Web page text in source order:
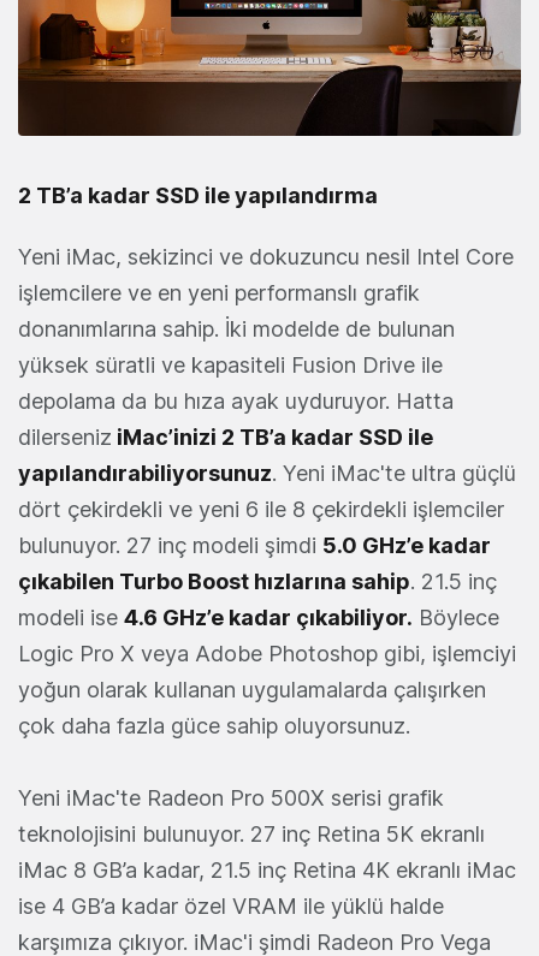
2 TB’a kadar SSD ile yapılandırma
Yeni iMac, sekizinci ve dokuzuncu nesil Intel Core
işlemcilere ve en yeni performanslı grafik
donanımlarına sahip. İki modelde de bulunan
yüksek süratli ve kapasiteli Fusion Drive ile
depolama da bu hıza ayak uyduruyor. Hatta
dilerseniz iMac’inizi 2 TB’a kadar SSD ile
yapılandırabiliyorsunuz. Yeni iMac'te ultra güçlü
dört çekirdekli ve yeni 6 ile 8 çekirdekli işlemciler
bulunuyor. 27 inç modeli şimdi 5.0 GHz’e kadar
çıkabilen Turbo Boost hızlarına sahip. 21.5 inç
modeli ise 4.6 GHz’e kadar çıkabiliyor. Böylece
Logic Pro X veya Adobe Photoshop gibi, işlemciyi
yoğun olarak kullanan uygulamalarda çalışırken
çok daha fazla güce sahip oluyorsunuz.
Yeni iMac'te Radeon Pro 500X serisi grafik
teknolojisini bulunuyor. 27 inç Retina 5K ekranlı
iMac 8 GB’a kadar, 21.5 inç Retina 4K ekranlı iMac
ise 4 GB’a kadar özel VRAM ile yüklü halde
karşımıza çıkıyor. iMac'i şimdi Radeon Pro Vega